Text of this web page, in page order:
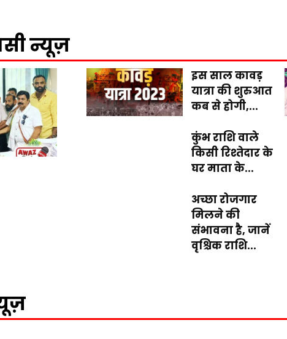
न्यूज़
इस साल कावड़
यात्रा की शुरुआत
कब से होगी,...
कुंभ राशि वाले
किसी रिश्तेदार के
घर माता के...
अच्छा रोजगार
मिलने की
संभावना है, जानें
वृश्चिक राशि...